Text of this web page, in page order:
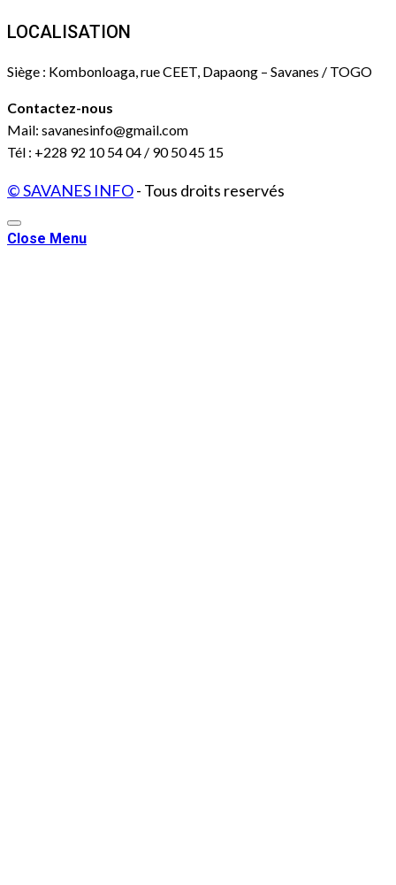
LOCALISATION
Siège : Kombonloaga, rue CEET, Dapaong – Savanes / TOGO
Contactez-nous
Mail: savanesinfo@gmail.com
Tél : +228 92 10 54 04 / 90 50 45 15
© SAVANES INFO- Tous droits reservés
Close Menu